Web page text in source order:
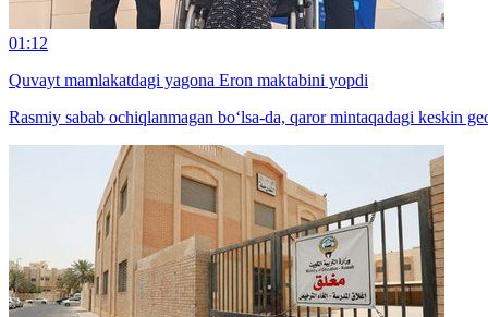
01:12
Quvayt mamlakatdagi yagona Eron maktabini yopdi
Rasmiy sabab ochiqlanmagan bo‘lsa-da, qaror mintaqadagi keskin